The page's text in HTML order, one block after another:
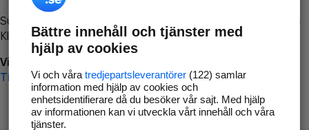
Surfa till
Klicka påTillbaka-knappen i webbläsaren och försök igen
Vi beklagar besväret!
Till startsidan
Bättre innehåll och tjänster med
hjälp av cookies
Vi och våra tredjepartsleverantörer(122) samlar
information med hjälp av cookies och
enhetsidentifierare då du besöker vår sajt. Med hjälp
av informationen kan vi utveckla vårt innehåll och våra
tjänster.